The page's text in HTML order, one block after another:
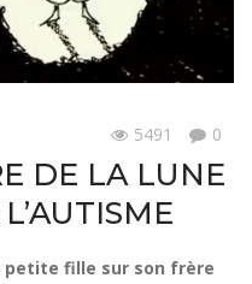
5491 0
DE LA LUNE
petite fille sur son frère